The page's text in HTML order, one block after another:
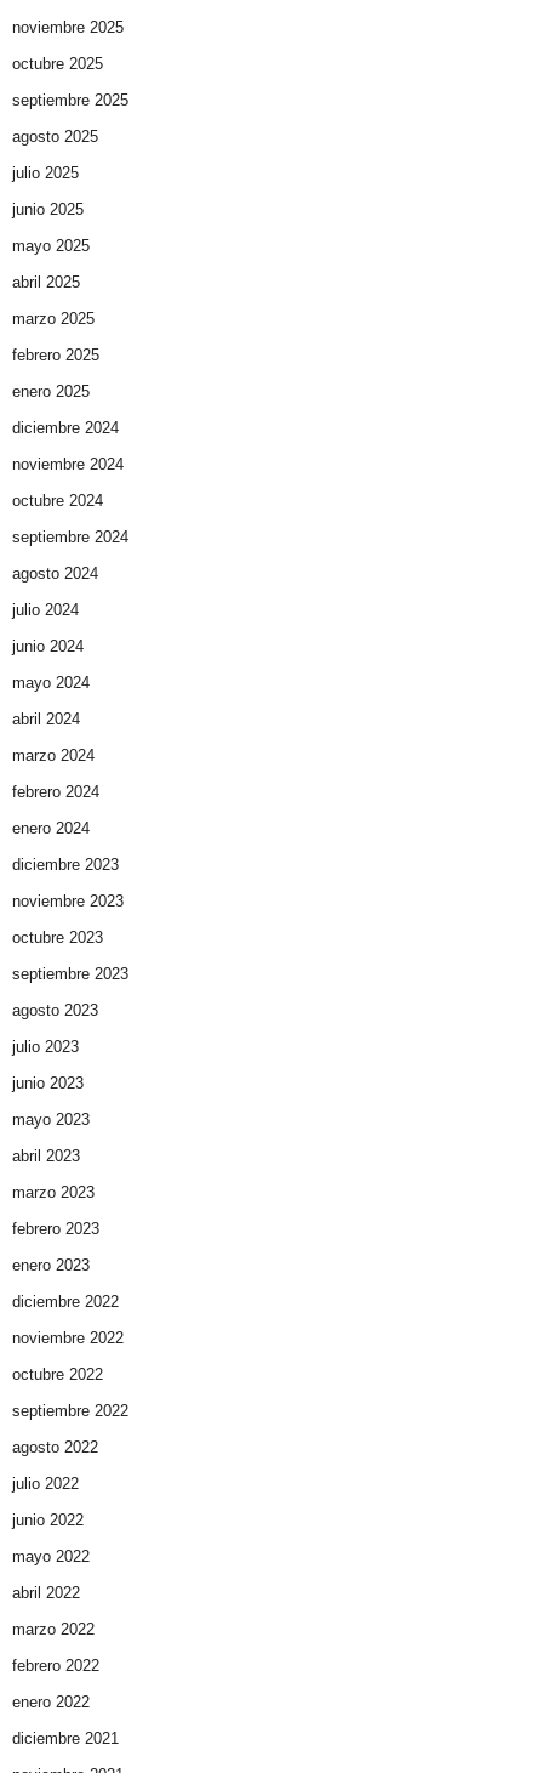
noviembre 2025
octubre 2025
septiembre 2025
agosto 2025
julio 2025
junio 2025
mayo 2025
abril 2025
marzo 2025
febrero 2025
enero 2025
diciembre 2024
noviembre 2024
octubre 2024
septiembre 2024
agosto 2024
julio 2024
junio 2024
mayo 2024
abril 2024
marzo 2024
febrero 2024
enero 2024
diciembre 2023
noviembre 2023
octubre 2023
septiembre 2023
agosto 2023
julio 2023
junio 2023
mayo 2023
abril 2023
marzo 2023
febrero 2023
enero 2023
diciembre 2022
noviembre 2022
octubre 2022
septiembre 2022
agosto 2022
julio 2022
junio 2022
mayo 2022
abril 2022
marzo 2022
febrero 2022
enero 2022
diciembre 2021